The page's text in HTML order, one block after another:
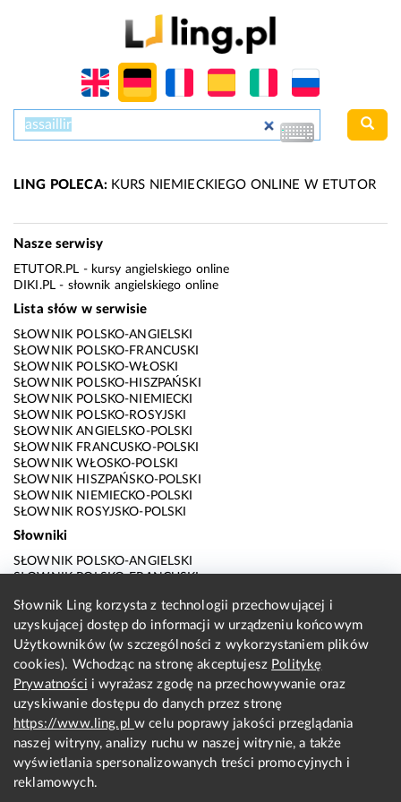
LING POLECA:KURS NIEMIECKIEGO ONLINE W ETUTOR
Nasze serwisy
ETUTOR.PL - kursy angielskiego online
DIKI.PL - słownik angielskiego online
Lista słów w serwisie
SŁOWNIK POLSKO-ANGIELSKI
SŁOWNIK POLSKO-FRANCUSKI
SŁOWNIK POLSKO-WŁOSKI
SŁOWNIK POLSKO-HISZPAŃSKI
SŁOWNIK POLSKO-NIEMIECKI
SŁOWNIK POLSKO-ROSYJSKI
SŁOWNIK ANGIELSKO-POLSKI
SŁOWNIK FRANCUSKO-POLSKI
SŁOWNIK WŁOSKO-POLSKI
SŁOWNIK HISZPAŃSKO-POLSKI
SŁOWNIK NIEMIECKO-POLSKI
SŁOWNIK ROSYJSKO-POLSKI
Słowniki
SŁOWNIK POLSKO-ANGIELSKI
SŁOWNIK POLSKO-FRANCUSKI
SŁOWNIK POLSKO-HISZPAŃSKI
SŁOWNIK POLSKO-NIEMIECKI
SŁOWNIK POLSKO-ROSYJSKI
SŁOWNIK ANGIELSKO-POLSKI
SŁOWNIK FRANCUSKO-POLSKI
SŁOWNIK WŁOSKO-POLSKI
SŁOWNIK HISZPAŃSKO-POLSKI
SŁOWNIK NIEMIECKO-POLSKI
SŁOWNIK ROSYJSKO-POLSKI
O nas
KONTAKT Z REDAKCJĄ
Słownik Ling korzysta z technologii przechowującej i
uzyskującej dostęp do informacji w urządzeniu końcowym
Użytkowników (w szczególności z wykorzystaniem plików
cookies). Wchodząc na stronę akceptujesz Politykę
Prywatności i wyrażasz zgodę na przechowywanie oraz
uzyskiwanie dostępu do danych przez stronę
https://www.ling.plw celu poprawy jakości przeglądania
naszej witryny, analizy ruchu w naszej witrynie, a także
wyświetlania spersonalizowanych treści promocyjnych i
reklamowych.